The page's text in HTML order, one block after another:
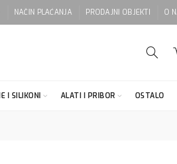
NAČIN PLAĆANJA PRODAJNI OBJEKTI O
I SILIKONI ALATI I PRIBOR OSTALO